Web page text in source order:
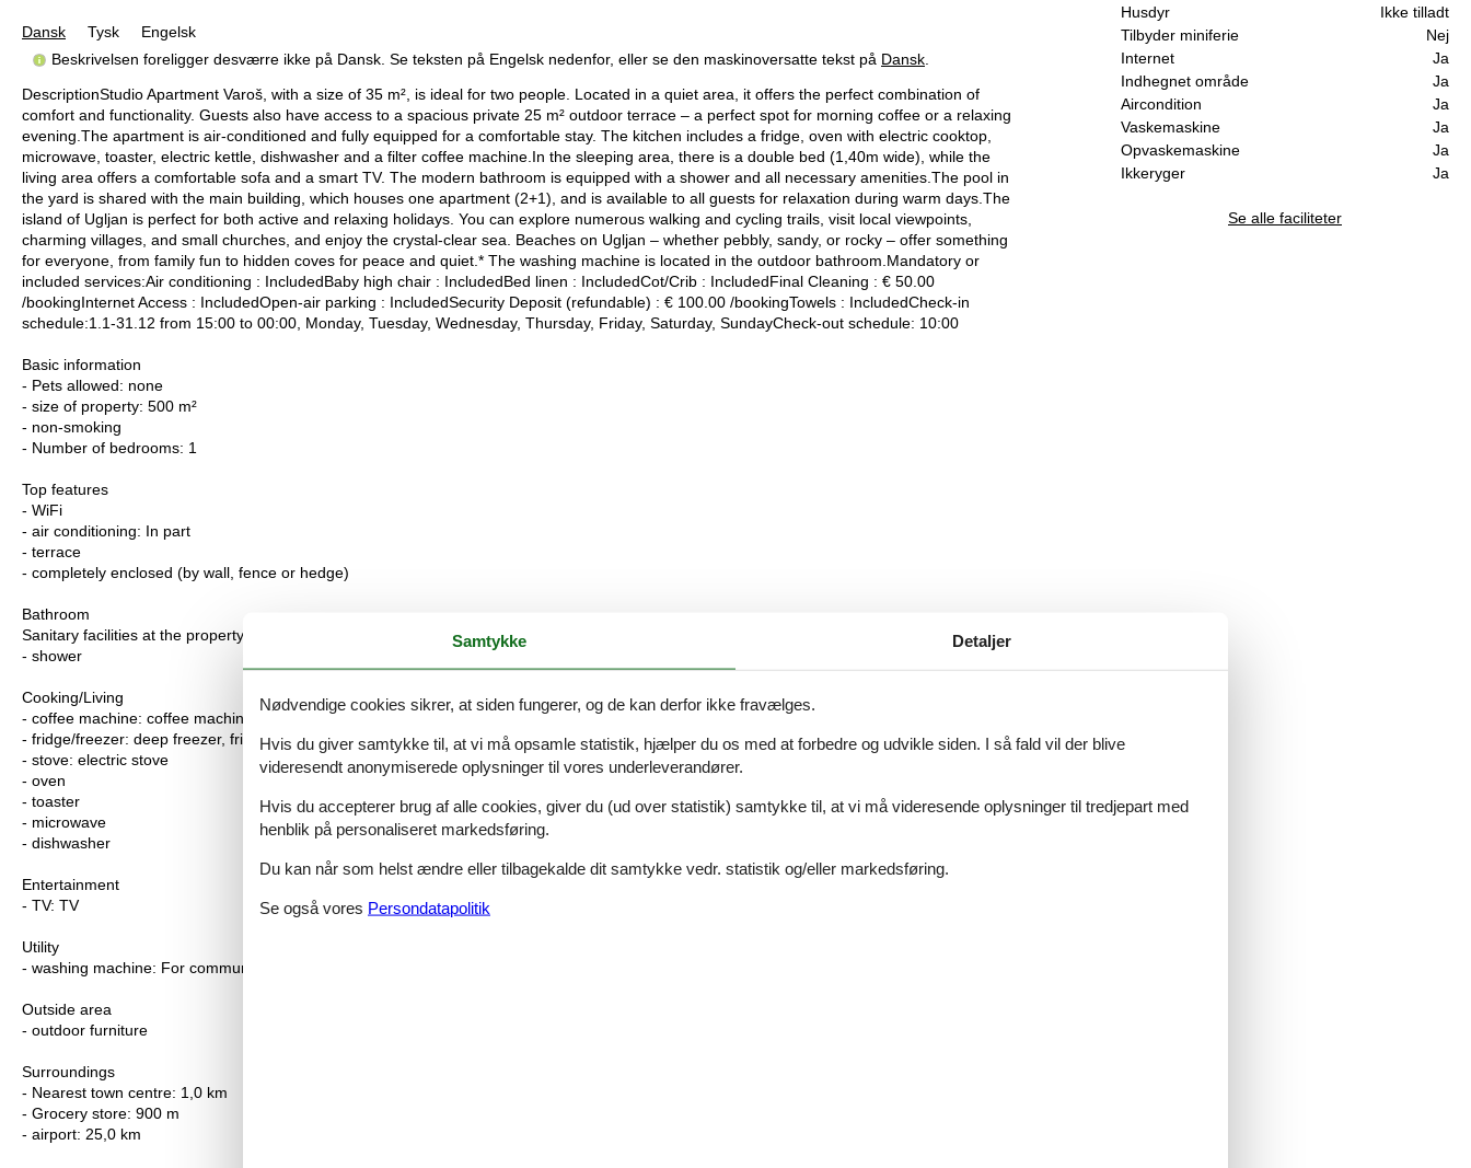
Husdyr
Ikke tilladt
Tilbyder miniferie
Nej
Internet
Ja
Indhegnet område
Ja
Aircondition
Ja
Vaskemaskine
Ja
Opvaskemaskine
Ja
Ikkeryger
Ja
Se alle faciliteter
Dansk Tysk
Engelsk
Beskrivelsen foreligger desværre ikke på Dansk. Se teksten på Engelsk nedenfor, eller se den maskinoversatte tekst på Dansk.
DescriptionStudio Apartment Varoš, with a size of 35 m², is ideal for two people. Located in a quiet area, it offers the perfect combination of
comfort and functionality. Guests also have access to a spacious private 25 m² outdoor terrace – a perfect spot for morning coffee or a relaxing
evening.The apartment is air-conditioned and fully equipped for a comfortable stay. The kitchen includes a fridge, oven with electric cooktop,
microwave, toaster, electric kettle, dishwasher and a filter coffee machine.In the sleeping area, there is a double bed (1,40m wide), while the
living area offers a comfortable sofa and a smart TV. The modern bathroom is equipped with a shower and all necessary amenities.The pool in
the yard is shared with the main building, which houses one apartment (2+1), and is available to all guests for relaxation during warm days.The
island of Ugljan is perfect for both active and relaxing holidays. You can explore numerous walking and cycling trails, visit local viewpoints,
charming villages, and small churches, and enjoy the crystal-clear sea. Beaches on Ugljan – whether pebbly, sandy, or rocky – offer something
for everyone, from family fun to hidden coves for peace and quiet.* The washing machine is located in the outdoor bathroom.Mandatory or
included services:Air conditioning : IncludedBaby high chair : IncludedBed linen : IncludedCot/Crib : IncludedFinal Cleaning : € 50.00
/bookingInternet Access : IncludedOpen-air parking : IncludedSecurity Deposit (refundable) : € 100.00 /bookingTowels : IncludedCheck-in
schedule:1.1-31.12 from 15:00 to 00:00, Monday, Tuesday, Wednesday, Thursday, Friday, Saturday, SundayCheck-out schedule: 10:00
Basic information
- Pets allowed: none
- size of property: 500 m²
- non-smoking
- Number of bedrooms: 1
Top features
- WiFi
- air conditioning: In part
- terrace
- completely enclosed (by wall, fence or hedge)
Bathroom
Sanitary facilities at the property
- shower
Cooking/Living
- coffee machine: coffee machine
- fridge/freezer: deep freezer, fridge
- stove: electric stove
- oven
- toaster
- microwave
- dishwasher
Entertainment
- TV: TV
Utility
- washing machine: For communal use in the building
Outside area
- outdoor furniture
Surroundings
- Nearest town centre: 1,0 km
- Grocery store: 900 m
- airport: 25,0 km
Samtykke Detaljer
Nødvendige cookies sikrer, at siden fungerer, og de kan derfor ikke fravælges.
Hvis du giver samtykke til, at vi må opsamle statistik, hjælper du os med at forbedre og udvikle siden. I så fald vil der blive
videresendt anonymiserede oplysninger til vores underleverandører.
Hvis du accepterer brug af alle cookies, giver du (ud over statistik) samtykke til, at vi må videresende oplysninger til tredjepart med
henblik på personaliseret markedsføring.
Du kan når som helst ændre eller tilbagekalde dit samtykke vedr. statistik og/eller markedsføring.
Se også vores Persondatapolitik